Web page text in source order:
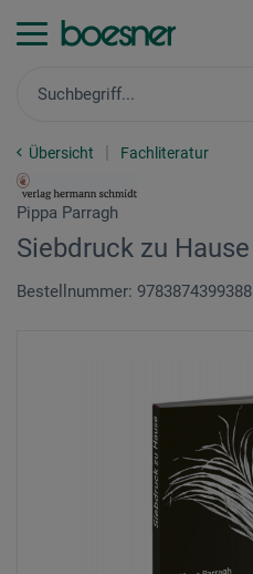
Übersicht Fachliteratur
Pippa Parragh
Siebdruck zu Hause
Bestellnummer: 9783874399388